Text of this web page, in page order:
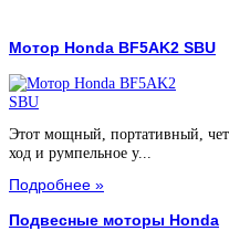
Мотор Honda BF5AK2 SBU
Этот мощный, портативный,
ход и румпельное у...
Подробнее »
Подвесные моторы Honda